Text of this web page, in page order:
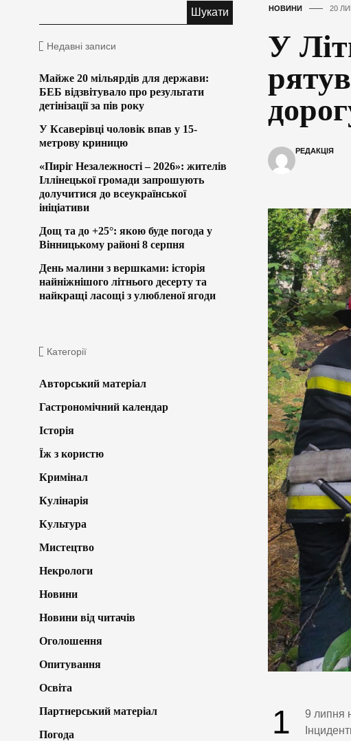
НОВИНИ 20
У
РЕДАКЦІЯ
1
9 липня
Недавні записи
Майже 20 мільярдів для держави:
БЕБ відзвітувало про результати
детінізації за пів року
У Ксаверівці чоловік впав у 15-
метрову криницю
«Пиріг Незалежності – 2026»: жителів
Іллінецької громади запрошують
долучитися до всеукраїнської
ініціативи
Дощ та до +25°: якою буде погода у
Вінницькому районі 8 серпня
День малини з вершками: історія
найніжнішого літнього десерту та
найкращі ласощі з улюбленої ягоди
Категорії
Авторський матеріал
Гастрономічний календар
Історія
Їж з користю
Кримінал
Кулінарія
Культура
Мистецтво
Некрологи
Новини
Новини від читачів
Оголошення
Опитування
Освіта
Партнерський матеріал
Погода